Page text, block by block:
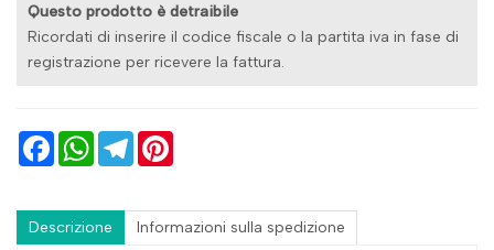
Questo prodotto è detraibile
Ricordati di inserire il codice fiscale o la partita iva in fase di
registrazione per ricevere la fattura.
FacebookWhatsAppTelegram
Descrizione Informazioni sulla spedizione